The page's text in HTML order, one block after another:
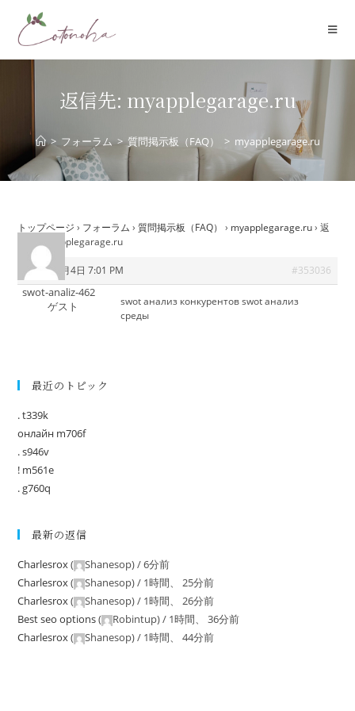
返信先: myapplegarage.ru
> フォーラム > 質問掲示板（FAQ） > myapplegarage.ru
トップページ › フォーラム › 質問掲示板（FAQ） › myapplegarage.ru › 返
信先: myapplegarage.ru
2025年9月4日 7:01 PM #353036
swot-analiz-462
ゲスト
swot анализ конкурентовswot анализ
среды
最近のトピック
. t339k
онлайн m706f
. s946v
! m561e
. g760q
最新の返信
Charlesrox( Shanesop) /6分前
Charlesrox( Shanesop) / 1時間、 25分前
Charlesrox( Shanesop) / 1時間、 26分前
Best seo options( Robintup) / 1時間、 36分前
Charlesrox( Shanesop) / 1時間、 44分前